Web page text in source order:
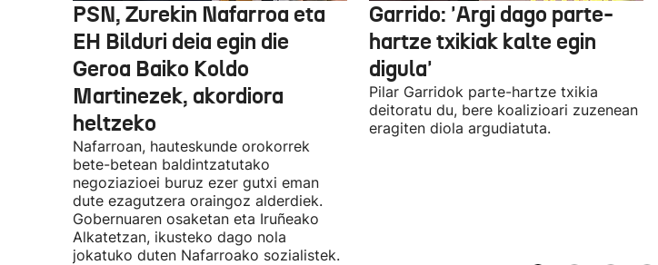
PSN, Zurekin Nafarroa eta
EH Bilduri deia egin die
Geroa Baiko Koldo
Martinezek, akordiora
heltzeko
Nafarroan, hauteskunde orokorrek
bete-betean baldintzatutako
negoziazioei buruz ezer gutxi eman
dute ezagutzera oraingoz alderdiek.
Gobernuaren osaketan eta Iruñeako
Alkatetzan, ikusteko dago nola
jokatuko duten Nafarroako sozialistek.
Garrido: 'Argi dago parte-
hartze txikiak kalte egin
digula'
Pilar Garridok parte-hartze txikia
deitoratu du, bere koalizioari zuzenean
eragiten diola argudiatuta.